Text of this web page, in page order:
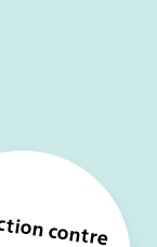
contre